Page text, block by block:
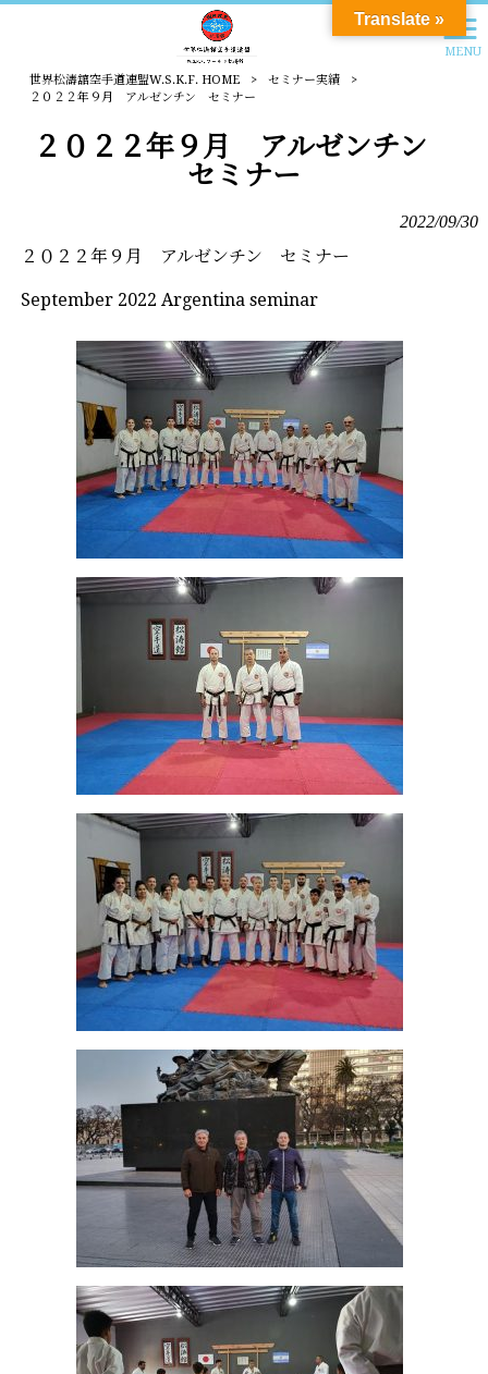
MENU
世界松濤舘空手道連盟W.S.K.F. HOME
> セミナー実績
>
２０２２年９月 アルゼンチン セミナー
２０２２年９月 アルゼンチン
セミナー
2022/09/30
２０２２年９月 アルゼンチン セミナー
September 2022 Argentina seminar
Translate »